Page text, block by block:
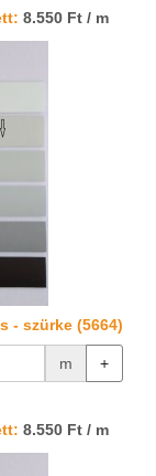
8.550 Ft / m
- szürke (5664)
m +
8.550 Ft / m